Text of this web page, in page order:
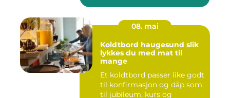
08. mai
Koldtbord haugesund slik
lykkes du med mat til
mange
Et koldtbord passer like godt
til konfirmasjon og dåp som
til jubileum, kurs og